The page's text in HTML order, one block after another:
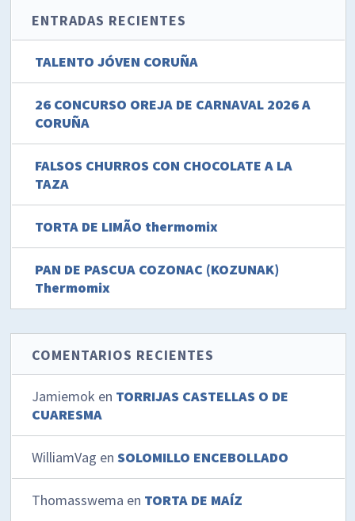
ENTRADAS RECIENTES
TALENTO JÓVEN CORUÑA
26 CONCURSO OREJA DE CARNAVAL 2026 A
CORUÑA
FALSOS CHURROS CON CHOCOLATE A LA
TAZA
TORTA DE LIMÃO thermomix
PAN DE PASCUA COZONAC (KOZUNAK)
Thermomix
COMENTARIOS RECIENTES
Jamiemok en TORRIJAS CASTELLAS O DE
CUARESMA
WilliamVag enSOLOMILLO ENCEBOLLADO
Thomasswema en TORTA DE MAÍZ